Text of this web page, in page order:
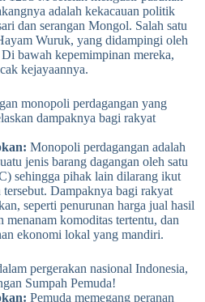
adalah kekacauan politik
dan serangan Mongol. Salah satu
Wuruk, yang didampingi oleh
bawah kepemimpinan mereka,
kejayaannya.
monopoli perdagangan yang
dampaknya bagi rakyat
Monopoli perdagangan adalah
jenis barang dagangan oleh satu
sehingga pihak lain dilarang ikut
tersebut. Dampaknya bagi rakyat
seperti penurunan harga jual hasil
menanam komoditas tertentu, dan
ekonomi lokal yang mandiri.
pergerakan nasional Indonesia,
Sumpah Pemuda!
Pemuda memegang peranan